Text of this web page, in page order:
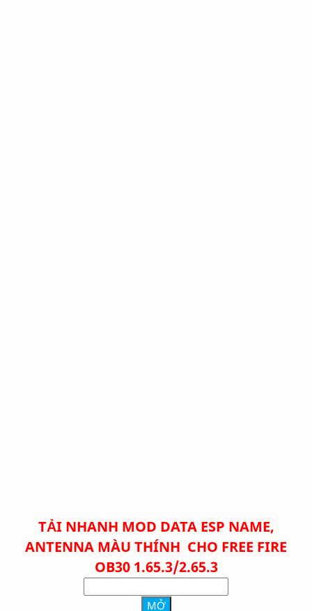
TẢI NHANH MOD DATA ESP NAME,
ANTENNA MÀU THÍNH CHO FREE FIRE
OB30 1.65.3/2.65.3
MỞ